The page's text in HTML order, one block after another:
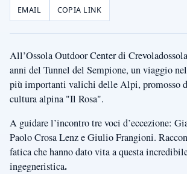
EMAIL COPIA LINK
All’Ossola Outdoor Center di
anni del Tunnel del Sempione, un viaggio
più importanti valichi delle Alpi, promosso
cultura alpina "Il Rosa".
A guidare l’incontro tre voci d’eccezione:
Paolo Crosa Lenz e Giulio Frangioni.
fatica che hanno dato vita a questa
ingegneristica.